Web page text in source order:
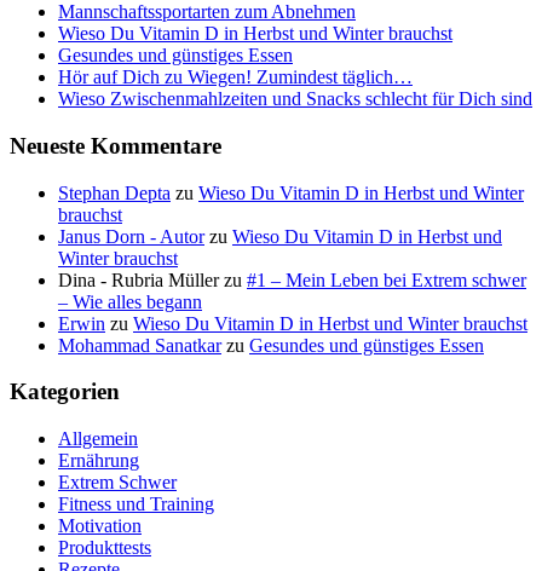
Mannschaftssportarten zum Abnehmen
Wieso Du Vitamin D in Herbst und Winter brauchst
Gesundes und günstiges Essen
Hör auf Dich zu Wiegen! Zumindest täglich…
Wieso Zwischenmahlzeiten und Snacks schlecht für Dich sind
Neueste Kommentare
Stephan Depta zu Wieso Du Vitamin D in Herbst und Winter
brauchst
Janus Dorn - Autorzu Wieso Du Vitamin D in Herbst und
Winter brauchst
Dina - Rubria Müllerzu #1 – Mein Leben bei Extrem schwer
– Wie alles begann
Erwin zu Wieso Du Vitamin D in Herbst und Winter brauchst
Mohammad Sanatkarzu Gesundes und günstiges Essen
Kategorien
Allgemein
Ernährung
Extrem Schwer
Fitness und Training
Motivation
Produkttests